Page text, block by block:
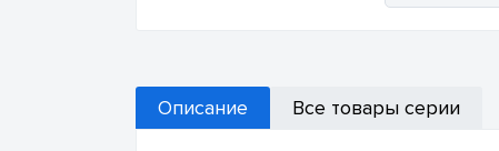
Описание Все товары серии